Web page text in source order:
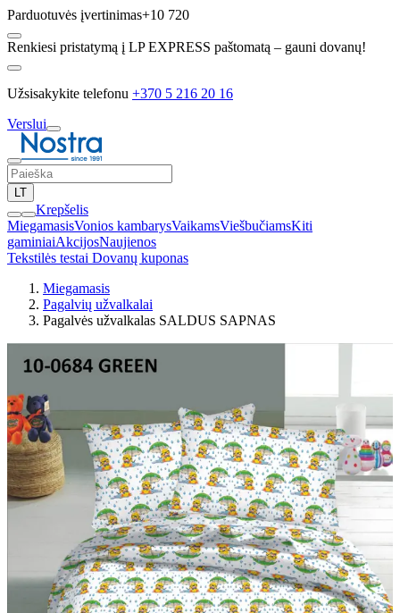
Parduotuvės įvertinimas+10 720
Renkiesi pristatymą į LP EXPRESS paštomatą – gauni dovanų!
Užsisakykite telefonu +370 5 216 20 16
Verslui
LT
Krepšelis
MiegamasisVonios kambarysVaikamsViešbučiamsKiti
gaminiaiAkcijosNaujienos
Tekstilės testai Dovanų kuponas
Miegamasis
Pagalvių užvalkalai
Pagalvės užvalkalas SALDUS SAPNAS